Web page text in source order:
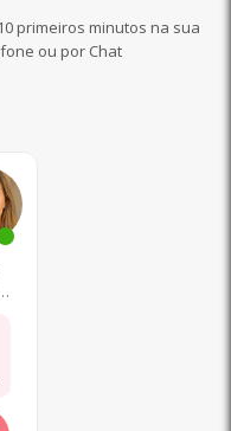
primeiros minutos na sua
ou por Chat